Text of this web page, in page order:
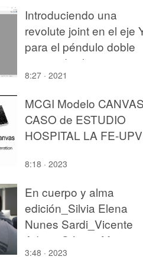
Introduciendo una
revolute joint en el eje
para el péndulo doble
perpendicular
8:27 · 2021
MCGI Modelo
CASO de ESTUDIO
HOSPITAL LA FE-UPV
8:18 · 2023
En cuerpo y alma
edición_Silvia Elena
Nunes Sardi_Vicente
Adrian Gómez Moreno
3:48 · 2023